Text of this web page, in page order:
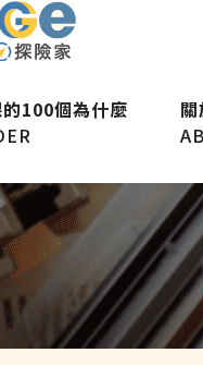
100個為什麼